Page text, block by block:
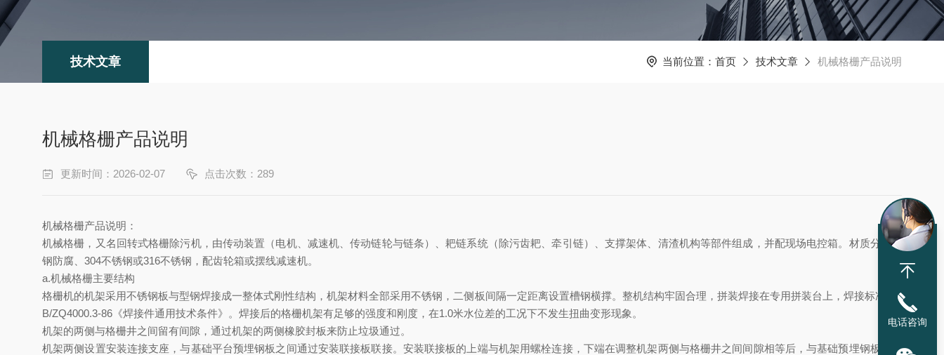
技术文章 当前位置： 首页 技术文章 机械格栅产品说明
机械格栅产品说明
更新时间：2026-02-07 点击次数：289
机械格栅产品说明：
机械格栅，又名回转式格栅除污机，由传动装置（电机、减速机、传动链轮与链条）、耙链系统（除污齿耙、牵引链）、支撑架体、清渣机构等部件组成，并配现场电控箱。 材质分为碳
钢防腐、 304不锈钢或316不锈钢，配齿轮箱或摆线减速机。
a.机械格栅主要结构
格栅机的机架采用不锈钢板与型钢焊接成一整体式刚性结构，机架材料全部采用不锈钢，二侧板间隔一定距离设置槽钢横撑。整机结构牢固合理，拼装焊接在专用拼装台上，焊接标准按
J
B/ZQ4000.3-86 《焊接件通用技术条件》。焊接后的格栅机架有足够的强度和刚度，在1.0米水位差的工况下不发生扭曲变形现象。
机架的两侧与格栅井之间留有间隙，通过机架的两侧橡胶封板来防止垃圾通过。
机架两侧设置安装连接支座，与基础平台预埋钢板之间通过安装联接板联接。安装联接板的上端与机架用螺栓连接，下端在调整机架两侧与格栅井之间间隙相等后，与基础预埋钢板进行
电话咨询